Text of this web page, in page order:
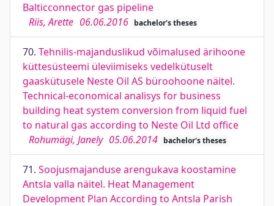
Balticconnector gas pipeline
Riis, Arette 06.06.2016 bachelor's theses
70. Tehnilis-majanduslikud võimalused ärihoone
küttesüsteemi üleviimiseks vedelkütuselt
gaaskütusele Neste Oil AS büroohoone näitel.
Technical-economical analisys for business
building heat system conversion from liquid fuel
to natural gas according to Neste Oil Ltd office
Rohumägi, Janely 05.06.2014 bachelor's theses
71. Soojusmajanduse arengukava koostamine
Antsla valla näitel. Heat Management
Development Plan According to Antsla Parish